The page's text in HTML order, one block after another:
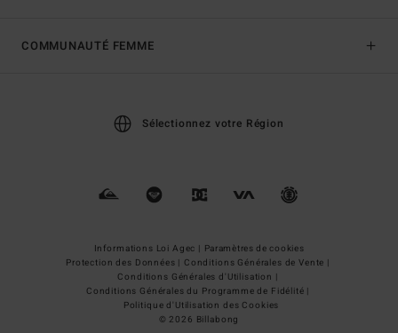
COMMUNAUTÉ FEMME
Sélectionnez votre Région
Informations Loi Agec | Paramètres de cookies
Protection des Données | Conditions Générales de Vente |
Conditions Générales d'Utilisation |
Conditions Générales du Programme de Fidélité |
Politique d'Utilisation des Cookies
© 2026 Billabong